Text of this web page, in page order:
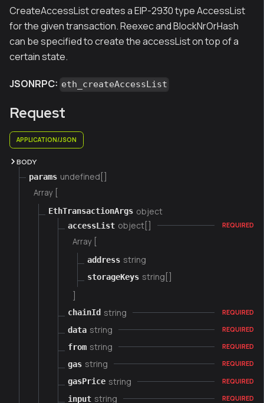
CreateAccessList creates a EIP-2930 type AccessList
for the given transaction. Reexec and BlockNrOrHash
can be specified to create the accessList on top of a
certain state.
JSONRPC: eth_createAccessList
Request
APPLICATION/JSON
BODY
params undefined[]
Array [
EthTransactionArgs object
accessList object[] REQUIRED
Array [
address string
storageKeys string[]
chainId string REQUIRED
data string REQUIRED
from string REQUIRED
gas string REQUIRED
gasPrice string REQUIRED
input string REQUIRED